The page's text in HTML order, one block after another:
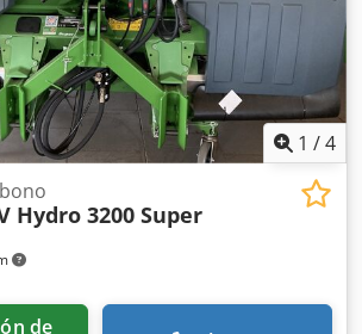
1 /4
Hydro 3200 Super